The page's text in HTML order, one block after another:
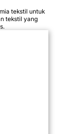
tekstil untuk
tekstil yang